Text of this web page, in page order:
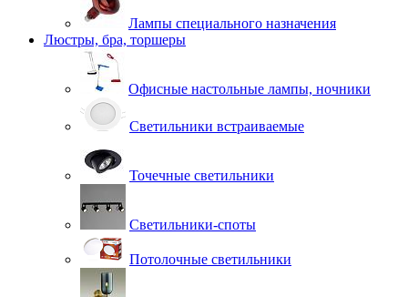
Лампы специального назначения
Люстры, бра, торшеры
Офисные настольные лампы, ночники
Светильники встраиваемые
Точечные светильники
Светильники-споты
Потолочные светильники